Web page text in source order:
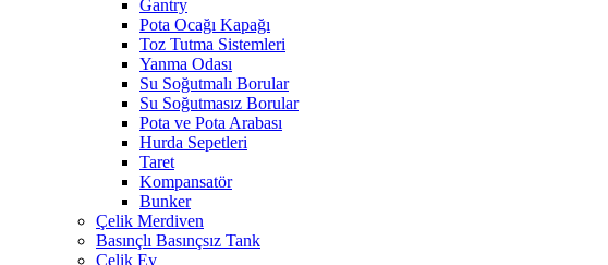
Gantry
Pota Ocağı Kapağı
Toz Tutma Sistemleri
Yanma Odası
Su Soğutmalı Borular
Su Soğutmasız Borular
Pota ve Pota Arabası
Hurda Sepetleri
Taret
Kompansatör
Bunker
Çelik Merdiven
Basınçlı Basınçsız Tank
Çelik Ev